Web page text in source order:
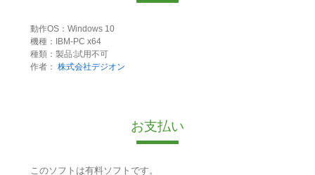
動作OS：Windows 10
機種：IBM-PC x64
種類：製品:試用不可
作者： 株式会社デジオン
お支払い
このソフトは有料ソフトです。